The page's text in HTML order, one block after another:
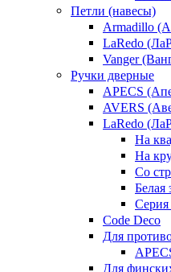
Петли (навесы)
Armadillo
LaRedo
Vanger
Ручки дверные
APECS
AVERS
LaRedo
На
На
Со
Белая
Code Deco
Для
Для